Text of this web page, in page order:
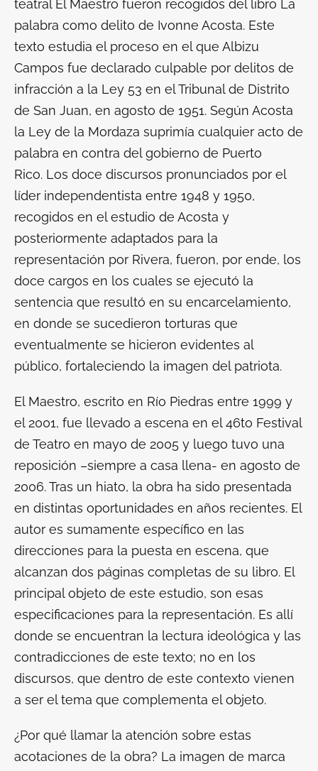
teatral El Maestro fueron recogidos del libro La
palabra como delito de Ivonne Acosta. Este
texto estudia el proceso en el que Albizu
Campos fue declarado culpable por delitos de
infracción a la Ley 53 en el Tribunal de Distrito
de San Juan, en agosto de 1951. Según Acosta
la Ley de la Mordaza suprimía cualquier acto de
palabra en contra del gobierno de Puerto
Rico. Los doce discursos pronunciados por el
líder independentista entre 1948 y 1950,
recogidos en el estudio de Acosta y
posteriormente adaptados para la
representación por Rivera, fueron, por ende, los
doce cargos en los cuales se ejecutó la
sentencia que resultó en su encarcelamiento,
en donde se sucedieron torturas que
eventualmente se hicieron evidentes al
público, fortaleciendo la imagen del patriota.
El Maestro, escrito en Río Piedras entre 1999 y
el 2001, fue llevado a escena en el 46to Festival
de Teatro en mayo de 2005 y luego tuvo una
reposición –siempre a casa llena- en agosto de
2006. Tras un hiato, la obra ha sido presentada
en distintas oportunidades en años recientes. El
autor es sumamente específico en las
direcciones para la puesta en escena, que
alcanzan dos páginas completas de su libro. El
principal objeto de este estudio, son esas
especificaciones para la representación. Es allí
donde se encuentran la lectura ideológica y las
contradicciones de este texto; no en los
discursos, que dentro de este contexto vienen
a ser el tema que complementa el objeto.
¿Por qué llamar la atención sobre estas
acotaciones de la obra? La imagen de marca